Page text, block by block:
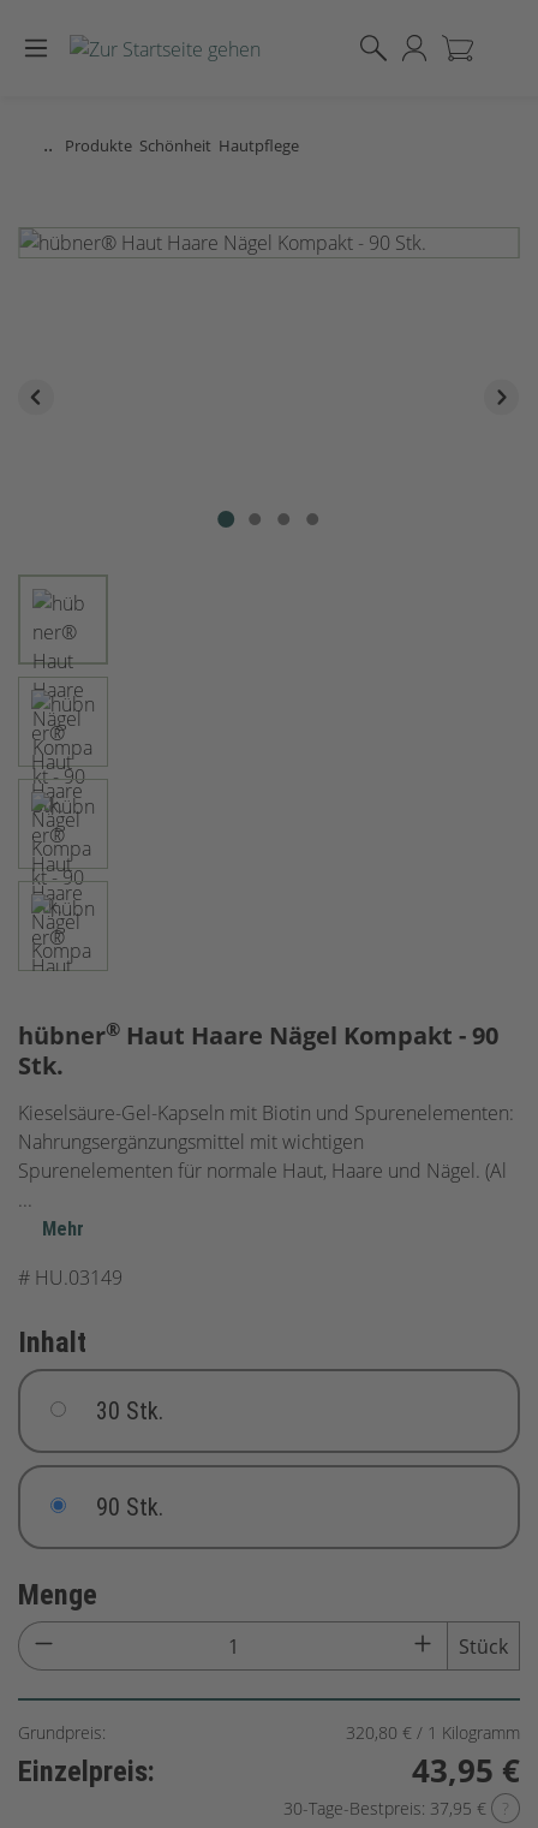
.. Produkte Schönheit Hautpflege
Bildergalerie überspringen
hübner® Haut Haare Nägel Kompakt - 90
Stk.
Kieselsäure-Gel-Kapseln mit Biotin und Spurenelementen:
Nahrungsergänzungsmittel mit wichtigen
Spurenelementen für normale Haut, Haare und Nägel. (Al
...
Mehr
# HU.03149
Inhalt
30 Stk.
90 Stk.
Menge
Stück
Grundpreis: 320,80 € / 1 Kilogramm
Einzelpreis: 43,95 €
30-Tage-Bestpreis: 37,95 € ?